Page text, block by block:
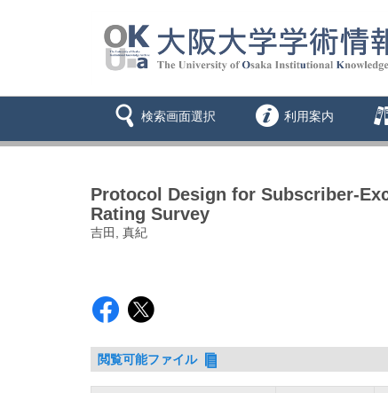
検索画面選択 利用案内
Protocol Design for Subscriber-
Rating Survey
吉田, 真紀
閲覧可能ファイル